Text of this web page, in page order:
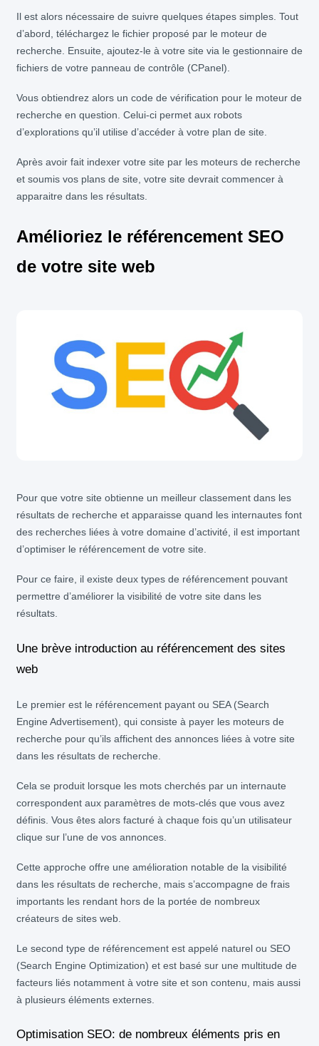
Il est alors nécessaire de suivre quelques étapes simples. Tout
d’abord, téléchargez le fichier proposé par le moteur de
recherche. Ensuite, ajoutez-le à votre site via le gestionnaire de
fichiers de votre panneau de contrôle (CPanel).
Vous obtiendrez alors un code de vérification pour le moteur de
recherche en question. Celui-ci permet aux robots
d’explorations qu’il utilise d’accéder à votre plan de site.
Après avoir fait indexer votre site par les moteurs de recherche
et soumis vos plans de site, votre site devrait commencer à
apparaitre dans les résultats.
Amélioriez le référencement SEO
de votre site web
Pour que votre site obtienne un meilleur classement dans les
résultats de recherche et apparaisse quand les internautes font
des recherches liées à votre domaine d’activité, il est important
d’optimiser le référencement de votre site.
Pour ce faire, il existe deux types de référencement pouvant
permettre d’améliorer la visibilité de votre site dans les
résultats.
Une brève introduction au référencement des sites
web
Le premier est le référencement payant ou SEA (Search
Engine Advertisement), qui consiste à payer les moteurs de
recherche pour qu’ils affichent des annonces liées à votre site
dans les résultats de recherche.
Cela se produit lorsque les mots cherchés par un internaute
correspondent aux paramètres de mots-clés que vous avez
définis. Vous êtes alors facturé à chaque fois qu’un utilisateur
clique sur l’une de vos annonces.
Cette approche offre une amélioration notable de la visibilité
dans les résultats de recherche, mais s’accompagne de frais
importants les rendant hors de la portée de nombreux
créateurs de sites web.
Le second type de référencement est appelé naturel ou SEO
(Search Engine Optimization) et est basé sur une multitude de
facteurs liés notamment à votre site et son contenu, mais aussi
à plusieurs éléments externes.
Optimisation SEO: de nombreux éléments pris en